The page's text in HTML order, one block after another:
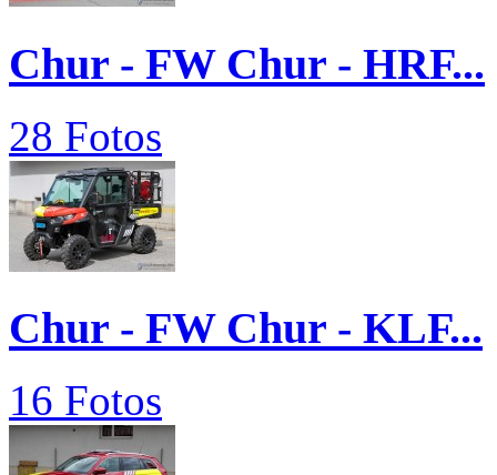
Chur - FW Chur - HRF...
28 Fotos
Chur - FW Chur - KLF...
16 Fotos